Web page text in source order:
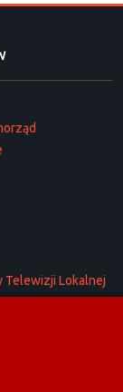
Telewizji Lokalnej